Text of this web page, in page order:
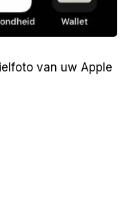
van uw Apple